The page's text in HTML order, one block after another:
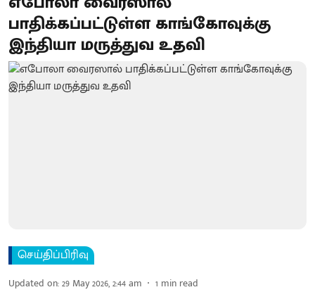
பாதிக்கப்பட்டுள்ள காங்கோவுக்கு
இந்தியா மருத்துவ உதவி
செய்திப்பிரிவு
Updated on:29 May 2026, 2:44 am 1 min read